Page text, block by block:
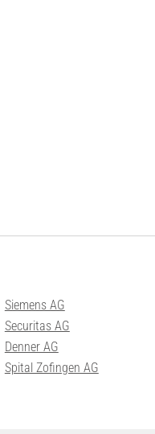
Siemens AG
Securitas AG
Denner AG
Spital Zofingen AG